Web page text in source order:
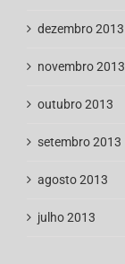
dezembro 2013
novembro 2013
outubro 2013
setembro 2013
agosto 2013
julho 2013